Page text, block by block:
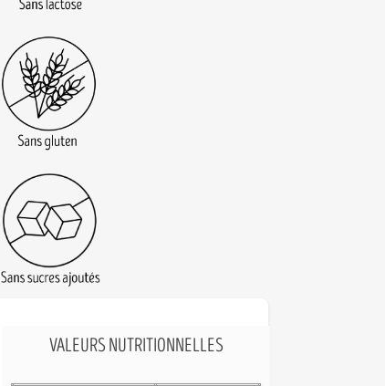
VALEURS NUTRITIONNELLES